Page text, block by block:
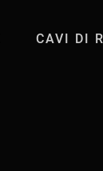
CAVI DI